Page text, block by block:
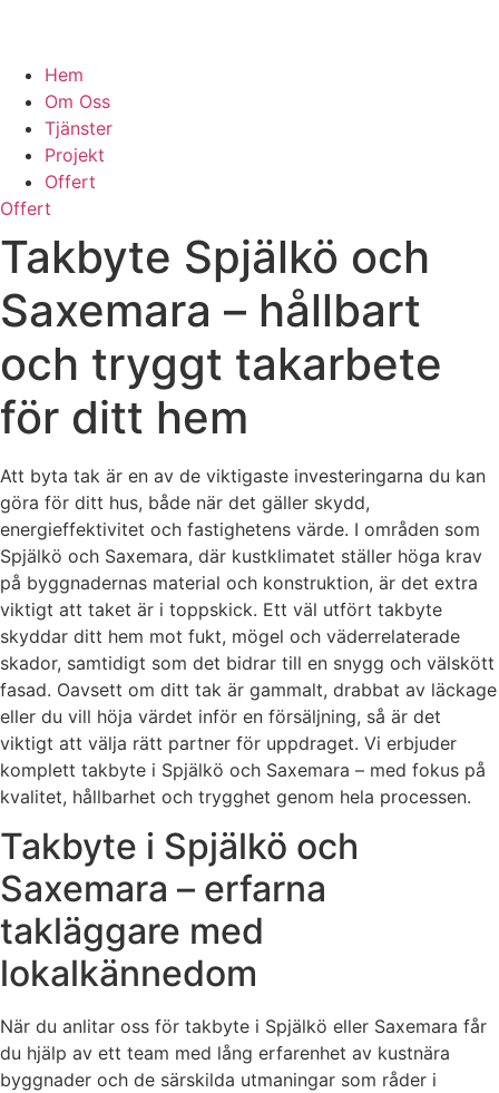
Hem
Om Oss
Tjänster
Projekt
Offert
Offert
Takbyte Spjälkö och
Saxemara – hållbart
och tryggt takarbete
för ditt hem
Att byta tak är en av de viktigaste investeringarna du kan
göra för ditt hus, både när det gäller skydd,
energieffektivitet och fastighetens värde. I områden som
Spjälkö och Saxemara, där kustklimatet ställer höga krav
på byggnadernas material och konstruktion, är det extra
viktigt att taket är i toppskick. Ett väl utfört takbyte
skyddar ditt hem mot fukt, mögel och väderrelaterade
skador, samtidigt som det bidrar till en snygg och välskött
fasad. Oavsett om ditt tak är gammalt, drabbat av läckage
eller du vill höja värdet inför en försäljning, så är det
viktigt att välja rätt partner för uppdraget. Vi erbjuder
komplett takbyte i Spjälkö och Saxemara – med fokus på
kvalitet, hållbarhet och trygghet genom hela processen.
Takbyte i Spjälkö och
Saxemara – erfarna
takläggare med
lokalkännedom
När du anlitar oss för takbyte i Spjälkö eller Saxemara får
du hjälp av ett team med lång erfarenhet av kustnära
byggnader och de särskilda utmaningar som råder i